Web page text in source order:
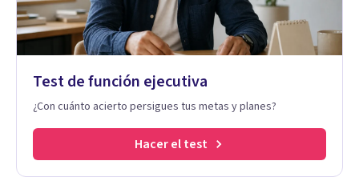
Test de función ejecutiva
¿Con cuánto acierto persigues tus metas y planes?
Hacer el test